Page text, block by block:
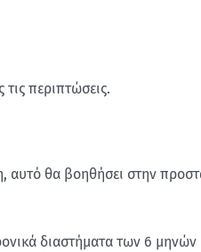
περιπτώσεις.
θα βοηθήσει στην
διαστήματα των 6 μηνών